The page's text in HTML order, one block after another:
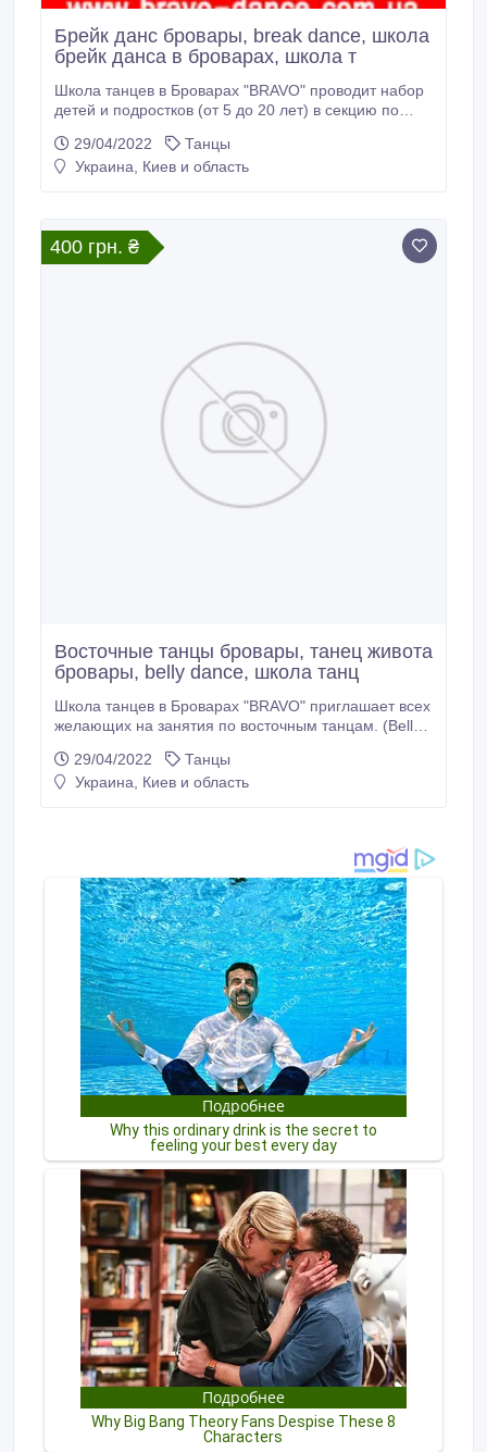
Брейк данс бровары, break dance, школа
брейк данса в броварах, школа т
Школа танцев в Броварах "BRAVO" проводит набор
детей и подростков (от 5 до 20 лет) в секцию по
индивидуальный подход к физической нагрузке,
возможность участвовать в разного уровня
29/04/2022
Танцы
Украина, Киев и область
400 грн. ₴
Восточные танцы бровары, танец живота
бровары, belly dance, школа танц
Школа танцев в Броварах "BRAVO" приглашает всех
желающих на занятия по восточным танцам. (Belly
направление, для которого возраст не играет
определяющей роли. Главное для этого танца –
мышцы бедер, живота, ягодиц.
29/04/2022
Танцы
Украина, Киев и область